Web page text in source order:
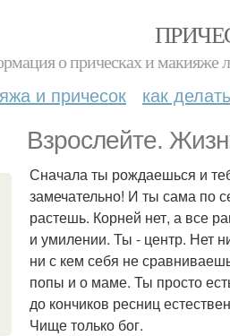
о прическах и макияже
и причесок как
Взрослейте.
Сначала ты рождаешься и
замечательно! И ты сама по
растешь. Корней нет, а все
и умилении. Ты - центр. Нет
ни с кем себя не
попы и о маме. Ты просто
до кончиков ресниц
Чище только бог.